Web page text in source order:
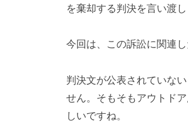
を棄却する判決を言い渡
今回は、この訴訟に関連
判決文が公表されていな
せん。そもそもアウトド
しいですね。